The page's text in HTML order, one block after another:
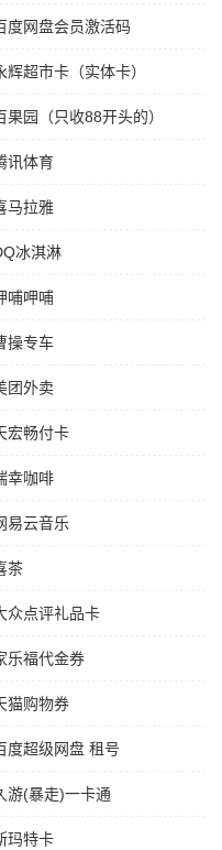
度网盘会员激活码
超市卡（实体卡）
园（只收88开头的）
讯体育
马拉雅
冰淇淋
哺呷哺
操专车
团外卖
宏畅付卡
幸咖啡
易云音乐
茶
众点评礼品卡
乐福代金券
猫购物券
度超级网盘 租号
游(暴走)一卡通
玛特卡